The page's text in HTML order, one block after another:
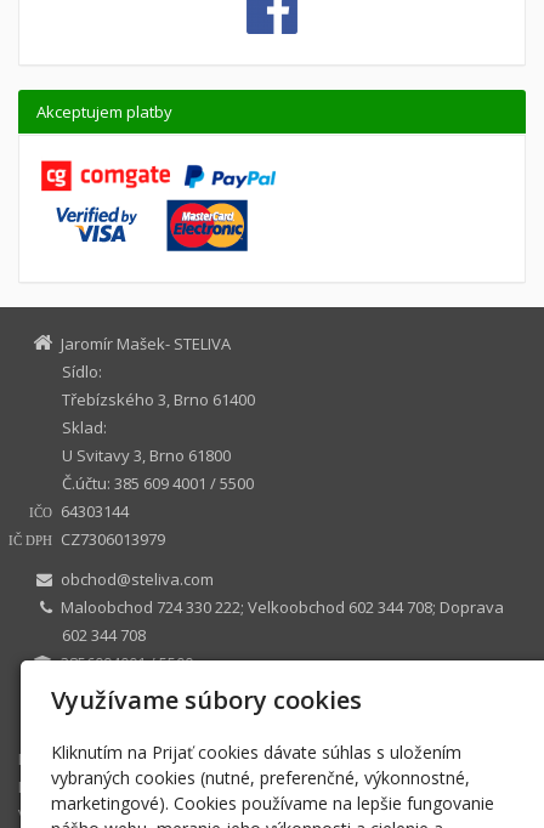
Akceptujem platby
Jaromír Mašek- STELIVA
Sídlo:
Třebízského 3, Brno 61400
Sklad:
U Svitavy 3, Brno 61800
Č.účtu: 385 609 4001 / 5500
IČO 64303144
IČ DPH
CZ7306013979
obchod@steliva.com
Maloobchod 724 330 222; Velkoobchod 602 344 708; Doprava
602 344 708
3856094001 / 5500
ŽL č.j ZUMB/32234/2008/Dra/4 ÚMČ Brno sever, registrován
10.6.1996
E-shop
Doprava
Veľkoobchod
Využívame súbory cookies
Kliknutím na Prijať cookies dávate súhlas s uložením
vybraných cookies (nutné, preferenčné, výkonnostné,
marketingové). Cookies používame na lepšie fungovanie